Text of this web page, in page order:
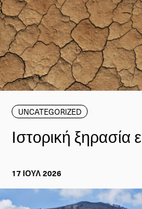
UNCATEGORIZED
Ιστορική
17 ΙΟΥΛ 2026